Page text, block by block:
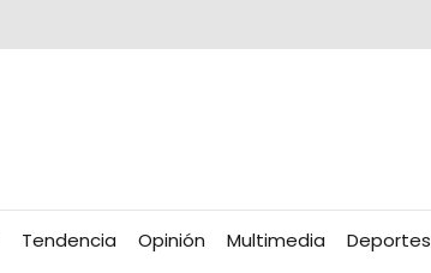
Tendencia Opinión Multimedia Deportes